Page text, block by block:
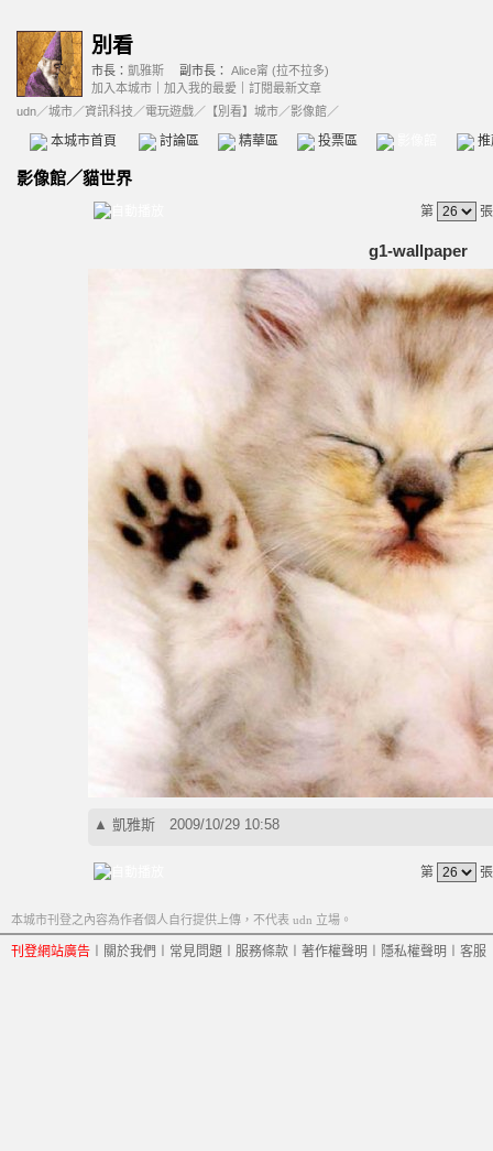
別看
市長： 凱雅斯 副市長： Alice甯 (拉不拉多)
加入本城市
加入我的最愛
訂閱最新文章
udn／城市／資訊科技 ／電玩遊戲／ 【別看】城市／影像館／
本城市首頁 討論區 精華區 投票區 影像館
影像館／貓世界
第
g1-wallpaper
▲ 凱雅斯 2009/10/29 10:58
第
本城市刊登之內容為作者個人自行提供上傳，不代表 udn 立場。
刊登網站廣告 關於我們 常見問題 服務條款 著作權聲明 隱私權聲明 客服